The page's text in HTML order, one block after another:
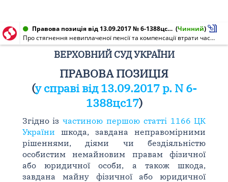
Правова позиція від 13.09.2017 № 6-1388цс17 (Чинний)
Про стягнення невиплаченої пенсії та компенсації втрати частини доходів у зв'язку з порушенням строків їх виплати
ВЕРХОВНИЙ СУД УКРАЇНИ
ПРАВОВА ПОЗИЦІЯ
(у справі від 13.09.2017 р. N 6-
1388цс17)
Згідно ізчастиною першою статті 1166 ЦК
України шкода, завдана неправомірними
рішеннями, діями чи бездіяльністю
особистим немайновим правам фізичної
або юридичної особи, а також шкода,
завдана майну фізичної або юридичної